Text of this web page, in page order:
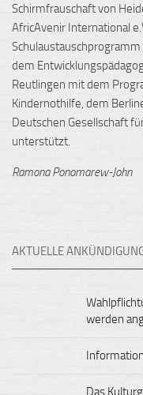
Schirmfrauschaft von
AfricAvenir International
Schulaustauschprogramm
dem
Reutlingen mit dem
Kindernothilfe, dem
Deutschen Gesellschaft
unterstützt.
Ramona Ponomarew-John
AKTUELLE
werden